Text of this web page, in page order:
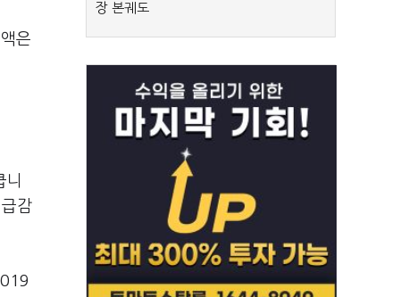
은
감
장 본궤도